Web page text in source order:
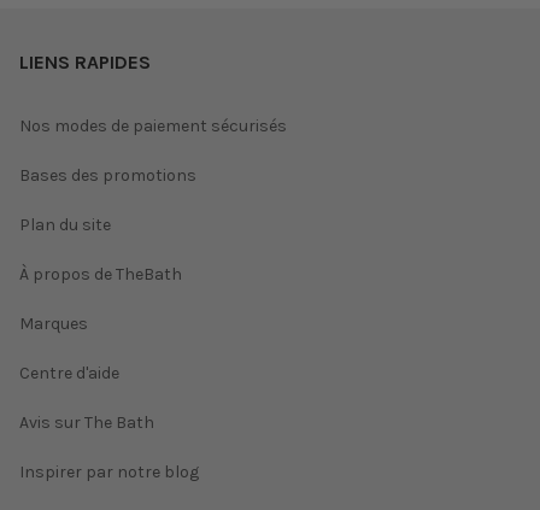
LIENS RAPIDES
Nos modes de paiement sécurisés
Bases des promotions
Plan du site
À propos de TheBath
Marques
Centre d'aide
Avis sur The Bath
Inspirer par notre blog